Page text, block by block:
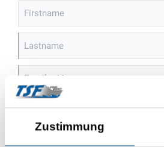
Zustimmung
Firstname
Lastname
Email address
free of charge at any time.